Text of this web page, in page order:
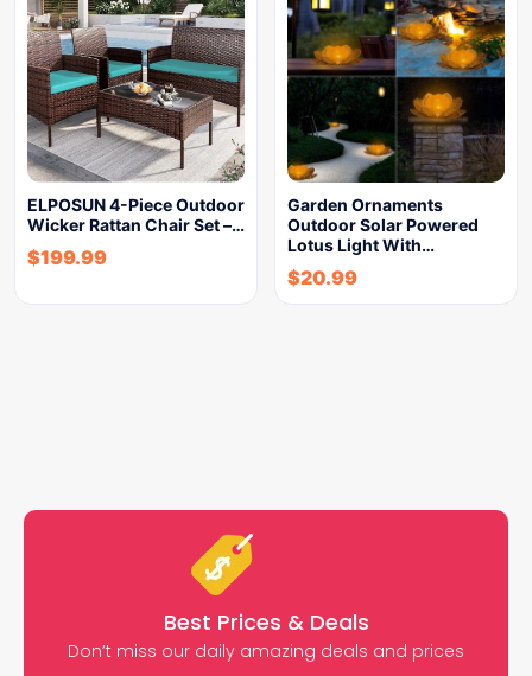
ELPOSUN 4-Piece Outdoor
Wicker Rattan Chair Set –…
$199.99
Garden Ornaments
Outdoor Solar Powered
Lotus Light With…
$20.99
Best Prices & Deals
Don’t miss our daily amazing deals and prices